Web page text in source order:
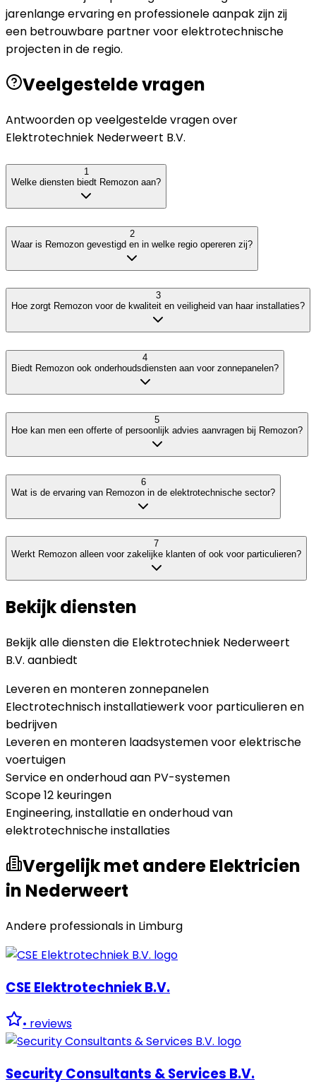
jarenlange ervaring en professionele aanpak zijn zij
een betrouwbare partner voor elektrotechnische
projecten in de regio.
Veelgestelde vragen
Antwoorden op veelgestelde vragen over
Elektrotechniek Nederweert B.V.
1
Welke diensten biedt Remozon aan?
2
Waar is Remozon gevestigd en in welke regio opereren zij?
3
Hoe zorgt Remozon voor de kwaliteit en veiligheid van haar installaties?
4
Biedt Remozon ook onderhoudsdiensten aan voor zonnepanelen?
5
Hoe kan men een offerte of persoonlijk advies aanvragen bij Remozon?
6
Wat is de ervaring van Remozon in de elektrotechnische sector?
7
Werkt Remozon alleen voor zakelijke klanten of ook voor particulieren?
Bekijk diensten
Bekijk alle diensten die Elektrotechniek Nederweert
B.V. aanbiedt
Leveren en monteren zonnepanelen
Electrotechnisch installatiewerk voor particulieren en
bedrijven
Leveren en monteren laadsystemen voor elektrische
voertuigen
Service en onderhoud aan PV-systemen
Scope 12 keuringen
Engineering, installatie en onderhoud van
elektrotechnische installaties
Vergelijk met andere Elektricien
in Nederweert
Andere professionals in Limburg
CSE Elektrotechniek B.V.
• reviews
Security Consultants & Services B.V.